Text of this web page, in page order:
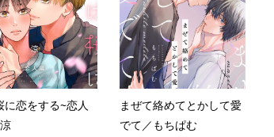
に恋をする~恋人
まぜて絡めてとかして愛
でて／もちぱむ